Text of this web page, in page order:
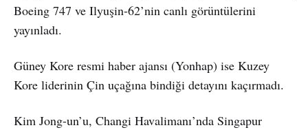
Boeing 747 ve Ilyuşin-62’nin canlı görüntülerini
yayınladı.
Güney Kore resmi haber ajansı (Yonhap) ise Kuzey
Kore liderinin Çin uçağına bindiği detayını kaçırmadı.
Kim Jong-un’u, Changi Havalimanı’nda Singapur